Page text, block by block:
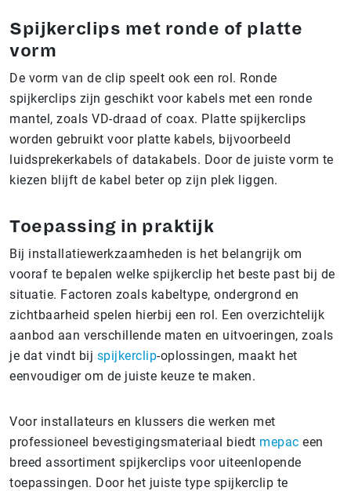
Spijkerclips met ronde of platte
vorm
De vorm van de clip speelt ook een rol. Ronde
spijkerclips zijn geschikt voor kabels met een ronde
mantel, zoals VD-draad of coax. Platte spijkerclips
worden gebruikt voor platte kabels, bijvoorbeeld
luidsprekerkabels of datakabels. Door de juiste vorm te
kiezen blijft de kabel beter op zijn plek liggen.
Toepassing in praktijk
Bij installatiewerkzaamheden is het belangrijk om
vooraf te bepalen welke spijkerclip het beste past bij de
situatie. Factoren zoals kabeltype, ondergrond en
zichtbaarheid spelen hierbij een rol. Een overzichtelijk
aanbod aan verschillende maten en uitvoeringen, zoals
je dat vindt bij spijkerclip-oplossingen, maakt het
eenvoudiger om de juiste keuze te maken.
Voor installateurs en klussers die werken met
professioneel bevestigingsmateriaal biedt mepac een
breed assortiment spijkerclips voor uiteenlopende
toepassingen. Door het juiste type spijkerclip te